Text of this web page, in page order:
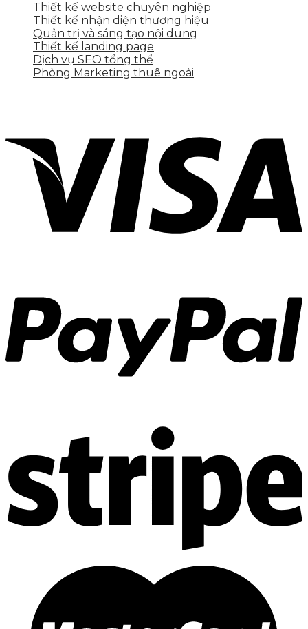
Thiết kế website chuyên nghiệp
Thiết kế nhận diện thương hiệu
Quản trị và sáng tạo nội dung
Thiết kế landing page
Dịch vụ SEO tổng thể
Phòng Marketing thuê ngoài